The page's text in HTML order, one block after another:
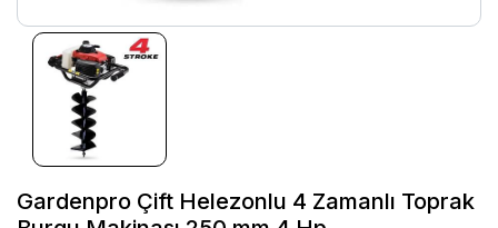
Gardenpro Çift Helezonlu 4 Zamanlı Toprak